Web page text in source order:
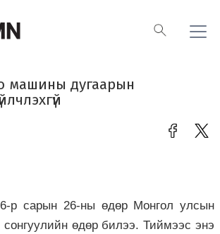
машины дугаарын
р сарын 26-ны өдөр Монгол улсын
сонгуулийн өдөр билээ. Тиймээс энэ